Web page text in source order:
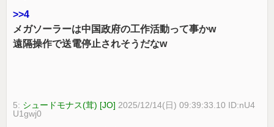
>>4
メガソーラーは中国政府の工作活動って事かw
遠隔操作で送電停止されそうだなw
5: シュードモナス(茸) [JO] 2025/12/14(日) 09:39:33.10 ID:nU4
U1gwj0